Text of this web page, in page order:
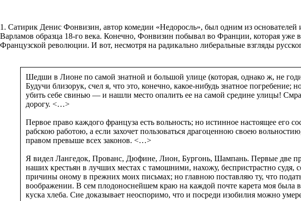
1. Сатирик Денис Фонвизин, автор комедии «Недоросль», был одним из основателей
Варламов образца 18-го века. Конечно, Фонвизин побывал во Франции, которая уже
Французской революции. И вот, несмотря на радикально либеральные взгляды
Шедши в Лионе по самой знатной и большой улице (которая, однако ж, не
Будучи близорук, счел я, что это, конечно, какое-нибудь знатное
убить себе свинью — и нашли место опалить ее на самой средине улицы!
дорогу. <…>
Первое право каждого француза есть вольность; но истинное настоящее его
рабскою работою, а если захочет пользоваться драгоценною своею
правом превыше всех законов. <…>
Я видел Лангедок, Прованс, Дюфине, Лион, Бургонь, Шампань. Первые две
наших крестьян в лучших местах с тамошними, нахожу, беспристрастно
причины оному в прежних моих письмах; но главною поставляю ту, что
воображении. В сем плодоноснейшем краю на каждой почте карета моя была
куска хлеба. Сие доказывает неоспоримо, что и посреди изобилия можно